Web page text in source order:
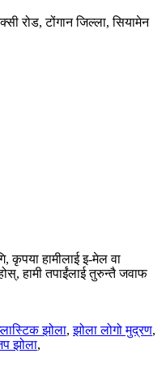
रोड, टोंगान जिल्ला, सियामेन
कृपया हामीलाई इ-मेल वा
हामी तपाईंलाई तुरुन्तै जवाफ
झोला,झोला लोगो मुद्रण,
झोला,